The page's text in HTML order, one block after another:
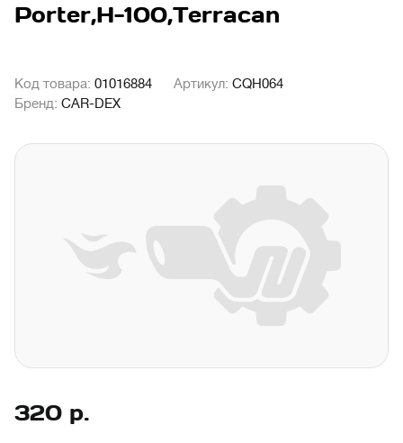
Porter,H-100,Terracan
Код товара: 01016884 Артикул: CQH064
Бренд: CAR-DEX
320 р.